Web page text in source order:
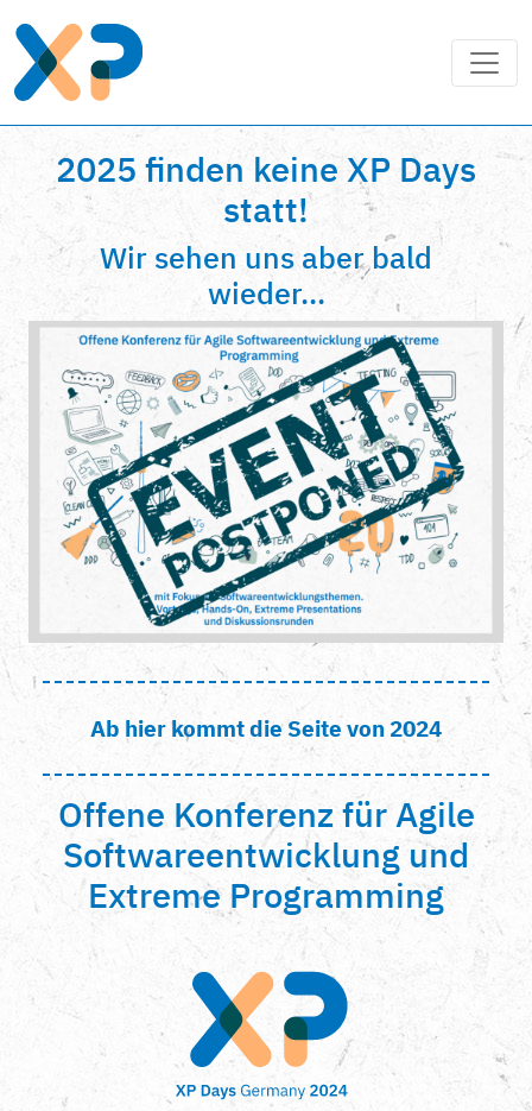
2025 finden keine XP Days
statt!
Wir sehen uns aber bald
wieder...
Ab hier kommt die Seite von 2024
Offene Konferenz für Agile
Softwareentwicklung und
Extreme Programming